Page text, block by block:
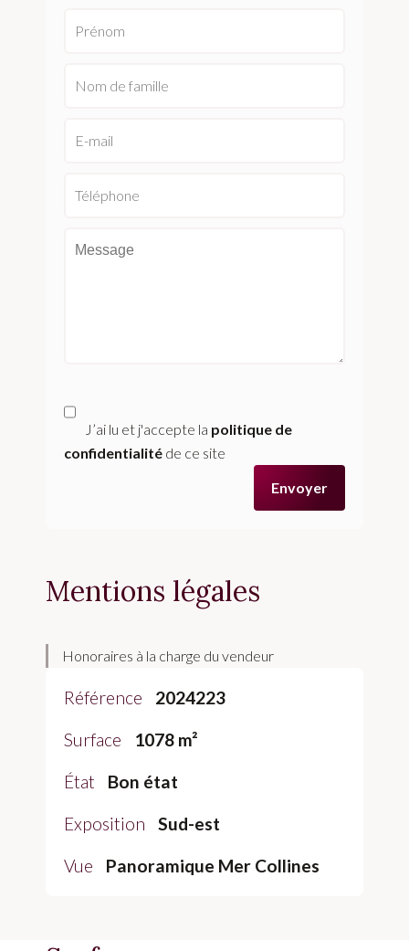
Référence
2024223
Surface
1078 m²
État
Bon état
Exposition
Sud-est
Vue
Panoramique Mer Collines
J’ai lu et j'accepte la politique de
confidentialité de ce site
Envoyer
Mentions légales
Honoraires à la charge du vendeur